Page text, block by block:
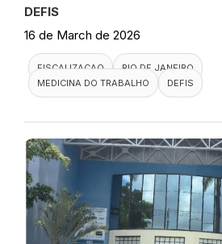
DEFIS
16 de March de 2026
FISCALIZACAO
RIO DE JANEIRO
MEDICINA DO TRABALHO
DEFIS